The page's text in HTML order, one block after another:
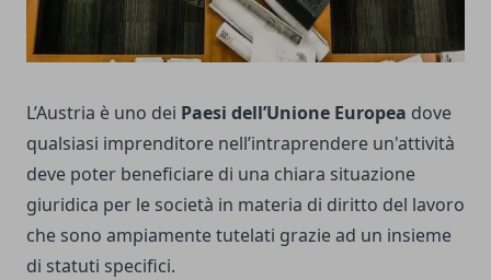
L’Austria è uno dei Paesi dell’Unione Europea dove
qualsiasi imprenditore nell’intraprendere un'attività
deve poter beneficiare di una chiara situazione
giuridica per le società in materia di diritto del lavoro
che sono ampiamente tutelati grazie ad un insieme
di statuti specifici.